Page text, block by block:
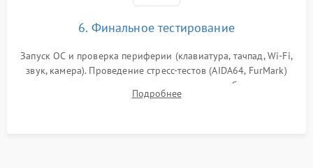
6. Финальное тестирование
Запуск ОС и проверка периферии (клавиатура, тачпад, Wi-Fi,
звук, камера). Проведение стресс-тестов (AIDA64, FurMark)
для контроля температурного режима и стабильности
системы под пиковой нагрузкой.
Подробнее